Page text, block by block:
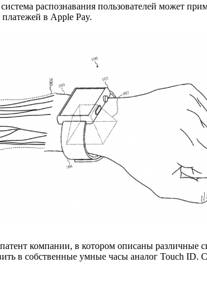
распознавания пользователей может
в Apple Pay.
компании, в котором описаны
в собственные умные часы аналог Touch ID.